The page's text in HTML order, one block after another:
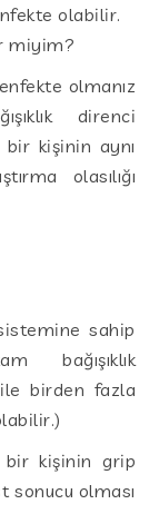
olabilir.
miyim?
olmanız
direnci
kişinin aynı
olasılığı
sahip
bağışıklık
birden fazla
bir kişinin grip
olması